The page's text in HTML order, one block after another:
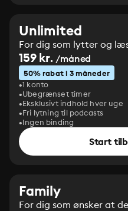
Unlimited
For dig som lytter og
159 kr. /måned
50% rabat i 3 måneder
1 konto
Ubegrænset timer
Eksklusivt indhold hver uge
Fri lytning til podcasts
Ingen binding
Start
Family
For dig som ønsker at